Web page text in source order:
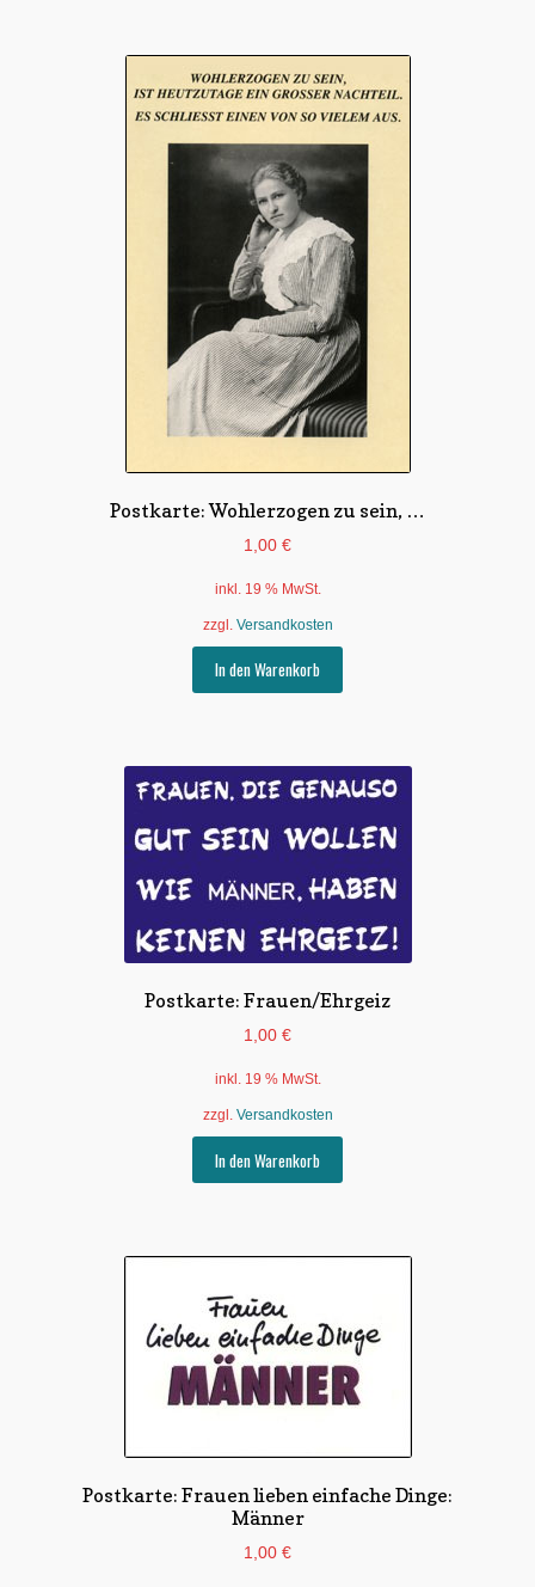
Postkarte: Wohlerzogen zu sein, …
1,00 €
inkl. 19 % MwSt.
zzgl. Versandkosten
In den Warenkorb
Postkarte: Frauen/Ehrgeiz
1,00 €
inkl. 19 % MwSt.
zzgl. Versandkosten
In den Warenkorb
Postkarte: Frauen lieben einfache Dinge:
Männer
1,00 €